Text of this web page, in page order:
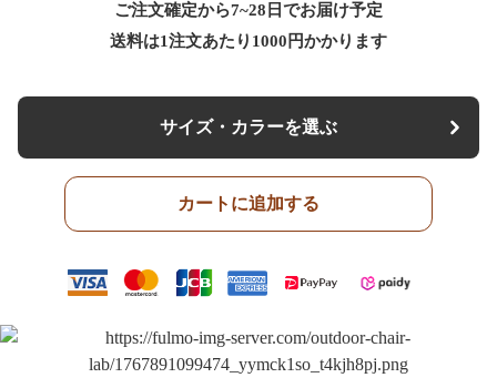
ご注文確定から7~28日でお届け予定
送料は1注文あたり 1000 円かかります
サイズ・カラーを選ぶ
カートに追加する